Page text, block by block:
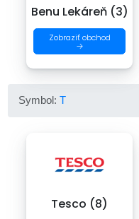
Benu Lekáreň (3)
Zobraziť obchod
→
Symbol:T
Tesco (8)